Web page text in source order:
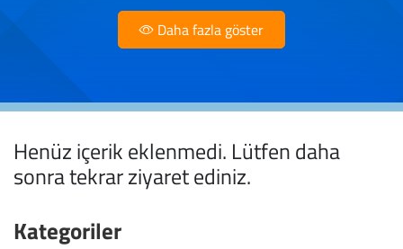
Daha fazla göster
Henüz içerik eklenmedi. Lütfen daha
sonra tekrar ziyaret ediniz.
Kategoriler